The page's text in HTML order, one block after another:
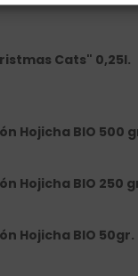
Cats" 0,25l.
Hojicha BIO 500
Hojicha BIO 250
Hojicha BIO 50gr.